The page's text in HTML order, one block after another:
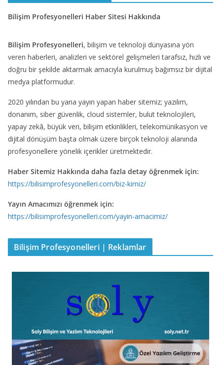
Bilişim Profesyonelleri Haber Sitesi Hakkında
Bilişim Profesyonelleri, bilişim ve teknoloji dünyasına yön
veren haberleri, analizleri ve sektörel gelişmeleri tarafsız, hızlı ve
doğru bir şekilde aktarmak amacıyla kurulmuş bağımsız bir dijital
medya platformudur.
2020 yılından bu yana yayın yapan haber sitemiz; yazılım,
donanım, siber güvenlik, cloud sistemler, bulut teknolojileri,
yapay zekâ, büyük veri, bilişim etkinlikleri, telekomünikasyon ve
dijital dönüşüm başta olmak üzere birçok teknoloji alanında
profesyonellere yönelik içerikler üretmektedir.
Haber Sitemiz Hakkında daha fazla detay öğrenmek için:
https://bilisimprofesyonelleri.com/biz-kimiz/
Yayın Amacımızı öğrenmek için:
https://bilisimprofesyonelleri.com/yayin-amacimiz/
Bilişim Profesyonelleri | Reklamlar